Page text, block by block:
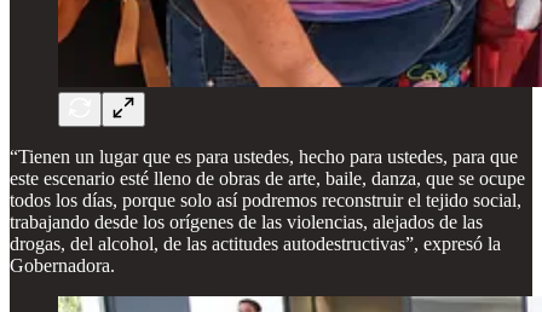
“Tienen un lugar que es para ustedes, hecho para ustedes, para que
este escenario esté lleno de obras de arte, baile, danza, que se ocupe
todos los días, porque solo así podremos reconstruir el tejido social,
trabajando desde los orígenes de las violencias, alejados de las
drogas, del alcohol, de las actitudes autodestructivas”, expresó la
Gobernadora.